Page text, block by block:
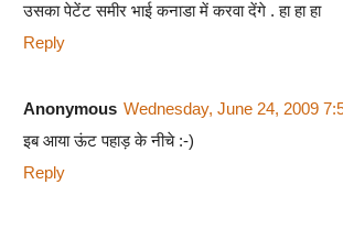
उसका पेटेंट समीर भाई कनाडा में करवा देंगे . हा हा हा
Reply
Anonymous Wednesday, June 24, 2009
इब आया ऊंट पहाड़ के नीचे :-)
Reply